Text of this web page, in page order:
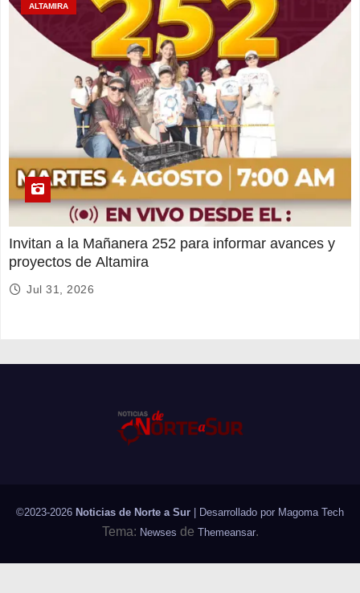
ALTAMIRA
Invitan a la Mañanera 252 para informar avances y
proyectos de Altamira
Jul 31, 2026
©2023-2026 Noticias de Norte a Sur | Desarrollado por Magoma Tech
Tema: Newses de Themeansar.